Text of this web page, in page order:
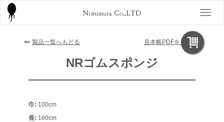
見本帳PDFを見る
製品一覧へもどる
NRゴムスポンジ
巾: 100cm
長: 160cm